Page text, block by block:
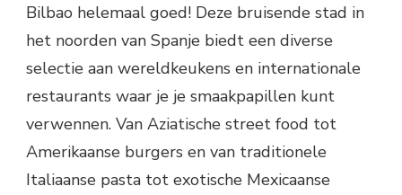
Bilbao helemaal goed! Deze bruisende stad in
het noorden van Spanje biedt een diverse
selectie aan wereldkeukens en internationale
restaurants waar je je smaakpapillen kunt
verwennen. Van Aziatische street food tot
Amerikaanse burgers en van traditionele
Italiaanse pasta tot exotische Mexicaanse